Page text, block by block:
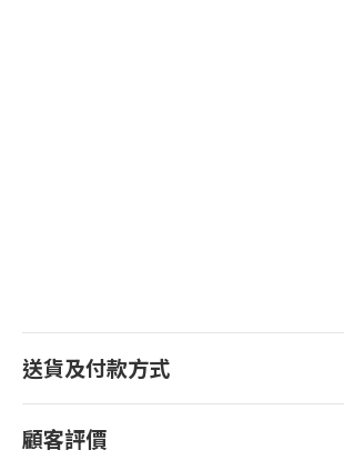
送貨及付款方式
顧客評價